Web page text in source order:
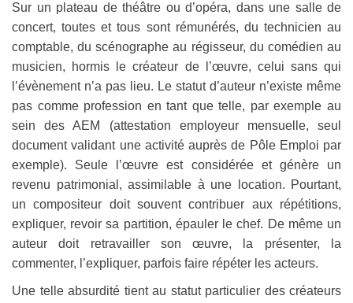
Sur un plateau de théâtre ou d’opéra, dans une salle de
concert, toutes et tous sont rémunérés, du technicien au
comptable, du scénographe au régisseur, du comédien au
musicien, hormis le créateur de l’œuvre, celui sans qui
l’évènement n’a pas lieu. Le statut d’auteur n’existe même
pas comme profession en tant que telle, par exemple au
sein des AEM (attestation employeur mensuelle, seul
document validant une activité auprès de Pôle Emploi par
exemple). Seule l’œuvre est considérée et génère un
revenu patrimonial, assimilable à une location. Pourtant,
un compositeur doit souvent contribuer aux répétitions,
expliquer, revoir sa partition, épauler le chef. De même un
auteur doit retravailler son œuvre, la présenter, la
commenter, l’expliquer, parfois faire répéter les acteurs.
Une telle absurdité tient au statut particulier des créateurs